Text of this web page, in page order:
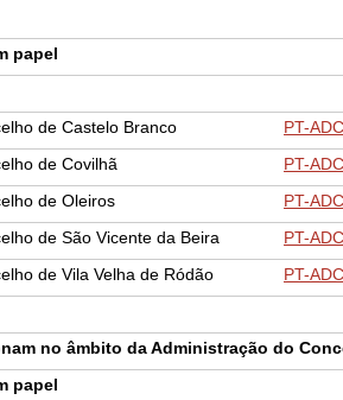
papel
de Castelo Branco
PT-
de Covilhã
PT-
de Oleiros
PT-
de São Vicente da Beira
PT-
de Vila Velha de Ródão
PT-
no âmbito da Administração do
papel